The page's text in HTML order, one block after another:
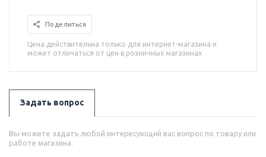
Поделиться
Цена действительна только для интернет-магазина и
может отличаться от цен в розничных магазинах
Задать вопрос
Вы можете задать любой интересующий вас вопрос по товару или
работе магазина.